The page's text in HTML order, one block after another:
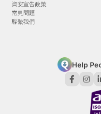
資安宣告政策
常見問題
聯繫我們
Help